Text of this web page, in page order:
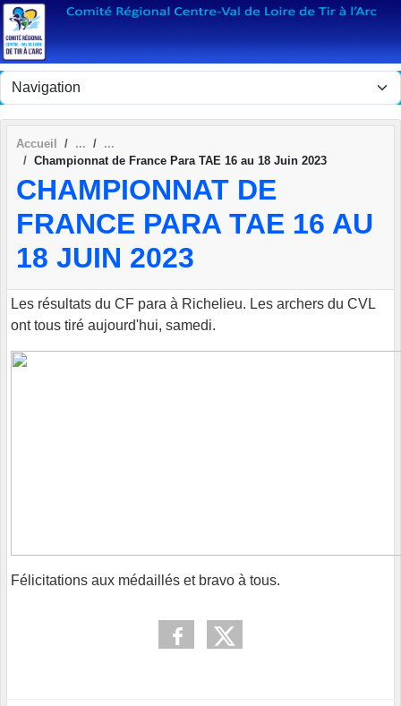
Accueil
Championnat de France Para TAE 16 au 18 Juin 2023
CHAMPIONNAT DE
FRANCE PARA TAE 16 AU
18 JUIN 2023
Les résultats du CF para à Richelieu. Les archers du CVL
ont tous tiré aujourd'hui, samedi.
Félicitations aux médaillés et bravo à tous.
Panneau de gestion des cookies